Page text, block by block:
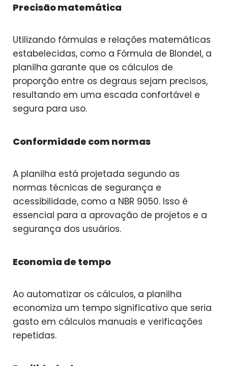
Precisão matemática
Utilizando fórmulas e relações matemáticas
estabelecidas, como a Fórmula de Blondel, a
planilha garante que os cálculos de
proporção entre os degraus sejam precisos,
resultando em uma escada confortável e
segura para uso.
Conformidade com normas
A planilha está projetada segundo as
normas técnicas de segurança e
acessibilidade, como a NBR 9050. Isso é
essencial para a aprovação de projetos e a
segurança dos usuários.
Economia de tempo
Ao automatizar os cálculos, a planilha
economiza um tempo significativo que seria
gasto em cálculos manuais e verificações
repetidas.